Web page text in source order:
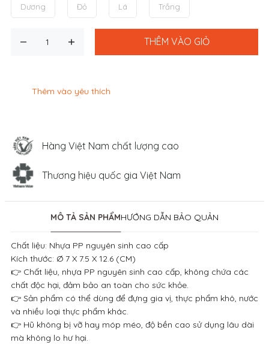
THÊM VÀO GIỎ
Thêm vào yêu thích
Hàng Việt Nam chất lượng cao
Thương hiệu quốc gia Việt Nam
Dương Đỏ Lá Trắng
MÔ TẢ SẢN PHẨMHƯỚNG DẪN BẢO QUẢN
Chất liệu: Nhựa PP nguyên sinh cao cấp
Kích thước: Ø 7 X 7.5 X 12.6 (CM)
👉 Chất liệu, nhựa PP nguyên sinh cao cấp, không chứa các
chất độc hại, đảm bảo an toàn cho sức khỏe.
👉 Sản phẩm có thể dùng để đựng gia vị, thực phẩm khô, nước
và nhiều loại thực phẩm khác.
👉 Hũ không bị vỡ hay móp méo, độ bền cao sử dụng lâu dài
mà không lo hư hại.